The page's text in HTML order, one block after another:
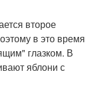
второе
в это время
глазком. В
яблони с